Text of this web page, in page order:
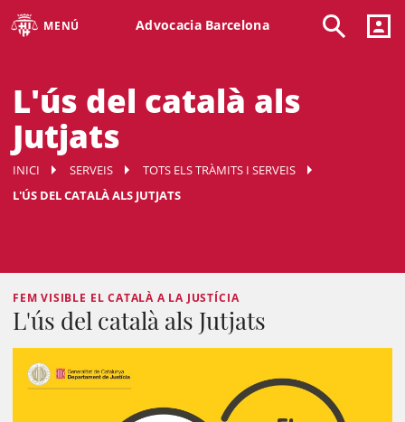
MENÚ Advocacia Barcelona
L'ús del català als
Jutjats
INICI SERVEIS
TOTS ELS TRÀMITS I SERVEIS
L'ÚS DEL CATALÀ ALS JUTJATS
FEM VISIBLE EL CATALÀ A LA JUSTÍCIA
L'ús del català als Jutjats